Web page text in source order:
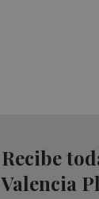
Recibe
Valencia